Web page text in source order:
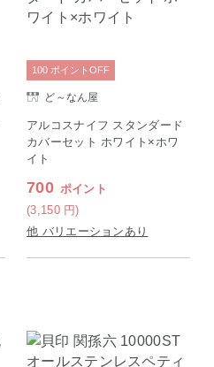
ど～なん屋
アルコスナイフ スタンダード
カバーセット ホワイト×ホワ
イト
700 ポイント
(3,150 円)
100 ポイント OFF
他 バリエーションあり